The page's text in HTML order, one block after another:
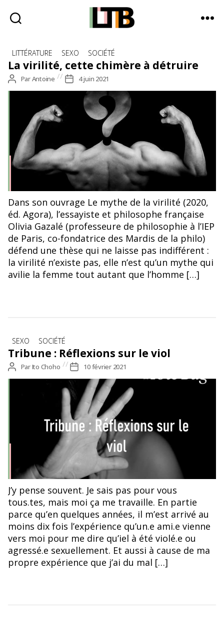
Tote
Bag
-
d'information
quotidienne
Catégories
LITTÉRATURE SEXO SOCIÉTÉ
La virilité, cette chimère à détruire
Auteur
de
ParAntoine
Date
de
l’article
4 juin 2021
Dans son ouvrage Le mythe de la virilité (2020,
éd. Agora), l’essayiste et philosophe française
Olivia Gazalé (professeure de philosophie à l’IEP
de Paris, co-fondatrice des Mardis de la philo)
défend une thèse qui ne laisse pas indifférent :
la virilité n’existe pas, elle n’est qu’un mythe qui
avilie la femme tout autant que l’homme […]
Catégories
SEXO SOCIÉTÉ
Tribune : Réflexions sur le viol
Auteur
de
ParIto Choho
Date
de
l’article
10 février 2021
J’y pense souvent. Je sais pas pour vous
tous.tes, mais moi ça me travaille. En partie
parce qu’en quelques années, il m’est arrivé au
moins dix fois l’expérience qu’un.e ami.e vienne
vers moi pour me dire qu’iel à été violé.e ou
agressé.e sexuellement. Et aussi à cause de ma
propre expérience que j’ai du mal […]